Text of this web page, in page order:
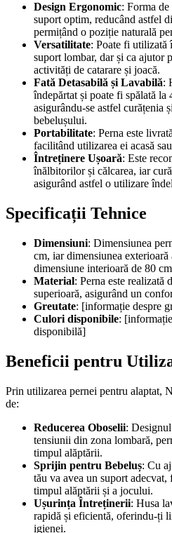
Design Ergonomic: Forma
suport optim, reducând astfel
permițând o poziție naturală
Versatilitate: Poate fi utilizată
suport lombar, dar și ca ajutor
activități de catarare și joacă.
Fată Detasabilă și Lavabilă:
îndepărtat și poate fi spălată la
asigurându-se astfel curățenia
bebelușului.
Portabilitate: Perna este
facilitând utilizarea ei acasă
Întreținere Ușoară: Este
înălbitorilor și călcarea, iar
asigurând astfel o utilizare
Specificații Tehnice
Dimensiuni: Dimensiunea
cm, iar dimensiunea
dimensiune interioară de 80
Material: Perna este realizată
superioară, asigurând un
Greutate: [informație despre
Culori disponibile:
disponibilă]
Beneficii pentru
Prin utilizarea pernei pentru alaptat,
de:
Reducerea Oboselii:
tensiunii din zona lombară,
timpul alăptării.
Sprijin pentru Bebeluș: Cu
tău va avea un suport
timpul alăptării și a jocului.
Ușurința Întreținerii: Husa
rapidă și eficientă, oferindu-ți
igienei.